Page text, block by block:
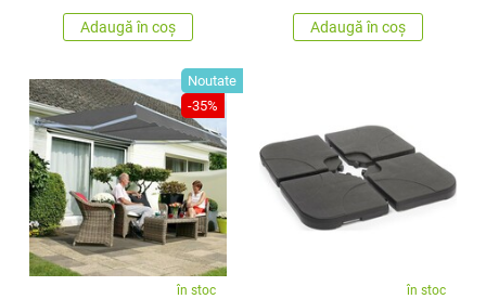
Adaugă în coș Adaugă în coș
Noutate
-35%
în stoc în stoc